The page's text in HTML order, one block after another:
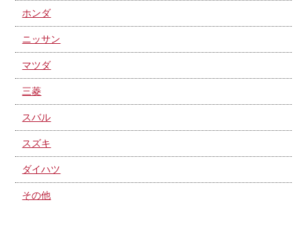
ホンダ
ニッサン
マツダ
三菱
スバル
スズキ
ダイハツ
その他